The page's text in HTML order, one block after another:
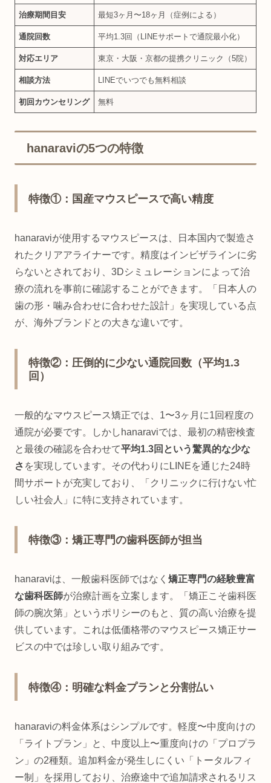
治療期間目安 最短3ヶ月〜18ヶ月（症例による）
通院回数 平均1.3回（LINEサポートで通院最小化）
対応エリア 東京・大阪・京都の提携クリニック（5院）
相談方法 LINEでいつでも無料相談
初回カウンセリング 無料
hanaraviの5つの特徴
特徴①：国産マウスピースで高い精度
hanaraviが使用するマウスピースは、日本国内で製造さ
れたクリアアライナーです。精度はインビザラインに劣
らないとされており、3Dシミュレーションによって治
療の流れを事前に確認することができます。「日本人の
歯の形・噛み合わせに合わせた設計」を実現している点
が、海外ブランドとの大きな違いです。
特徴②：圧倒的に少ない通院回数（平均1.3
回）
一般的なマウスピース矯正では、1〜3ヶ月に1回程度の
通院が必要です。しかしhanaraviでは、最初の精密検査
と最後の確認を合わせて平均1.3回という驚異的な少な
さ を実現しています。その代わりにLINEを通じた24時
間サポートが充実しており、「クリニックに行けない忙
しい社会人」に特に支持されています。
特徴③：矯正専門の歯科医師が担当
hanaraviは、一般歯科医師ではなく 矯正専門の経験豊富
な歯科医師が治療計画を立案します。「矯正こそ歯科医
師の腕次第」というポリシーのもと、質の高い治療を提
供しています。これは低価格帯のマウスピース矯正サー
ビスの中では珍しい取り組みです。
特徴④：明確な料金プランと分割払い
hanaraviの料金体系はシンプルです。軽度〜中度向けの
「ライトプラン」と、中度以上〜重度向けの「プロプラ
ン」の2種類。追加料金が発生しにくい「トータルフィ
ー制」を採用しており、治療途中で追加請求されるリス